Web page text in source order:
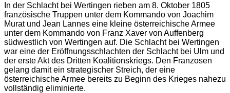
In der Schlacht bei Wertingen rieben am 8. Oktober 1805
französische Truppen unter dem Kommando von Joachim
Murat und Jean Lannes eine kleine österreichische Armee
unter dem Kommando von Franz Xaver von Auffenberg
südwestlich von Wertingen auf. Die Schlacht bei Wertingen
war eine der Eröffnungsschlachten der Schlacht bei Ulm und
der erste Akt des Dritten Koalitionskriegs. Den Franzosen
gelang damit ein strategischer Streich, der eine
österreichische Armee bereits zu Beginn des Krieges nahezu
vollständig eliminierte.